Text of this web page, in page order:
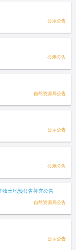
公示公告
公示公告
自然资源局公告
公示公告
公示公告
收土地预公告补充公告
自然资源局公告
公示公告